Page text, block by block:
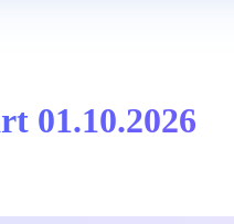
01.10.2026